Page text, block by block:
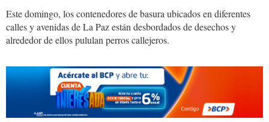
Este domingo, los contenedores de basura ubicados en diferentes
calles y avenidas de La Paz están desbordados de desechos y
alrededor de ellos pululan perros callejeros.